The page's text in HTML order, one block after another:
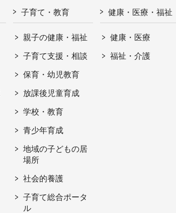
子育て・教育
親子の健康・福祉
子育て支援・相談
保育・幼児教育
放課後児童育成
学校・教育
青少年育成
地域の子どもの居
場所
社会的養護
子育て総合ポータ
ル
健康・医療・福祉
健康・医療
福祉・介護